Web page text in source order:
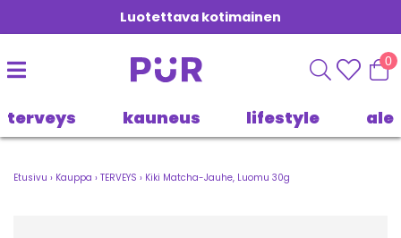
Luotettava kotimainen
0
terveys kauneus lifestyle ale
Etusivu › Kauppa › TERVEYS › Kiki Matcha-Jauhe, Luomu 30g